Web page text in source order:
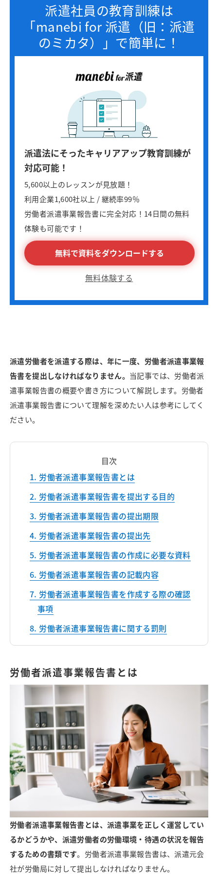
派遣社員の教育訓練は
「manebi for 派遣（旧：派遣
のミカタ）」で簡単に！
派遣法にそったキャリアアップ教育訓練が
対応可能！
5,600以上のレッスンが見放題！
利用企業1,600社以上 / 継続率99％
労働者派遣事業報告書に完全対応！14日間の無料
体験も可能です！
無料で資料をダウンロードする
無料体験する
派遣労働者を派遣する際は、年に一度、労働者派遣事業報
告書を提出しなければなりません。 当記事では、労働者派
遣事業報告書の概要や書き方について解説します。労働者
派遣事業報告書について理解を深めたい人は参考にしてく
ださい。
目次
労働者派遣事業報告書とは
労働者派遣事業報告書を提出する目的
労働者派遣事業報告書の提出期限
労働者派遣事業報告書の提出先
労働者派遣事業報告書の作成に必要な資料
労働者派遣事業報告書の記載内容
労働者派遣事業報告書を作成する際の確認
事項
労働者派遣事業報告書に関する罰則
労働者派遣事業報告書とは
労働者派遣事業報告書とは、派遣事業を正しく運営してい
るかどうかや、派遣労働者の労働環境・待遇の状況を報告
するための書類です。労働者派遣事業報告書は、派遣元会
社が労働局に対して提出しなければなりません。